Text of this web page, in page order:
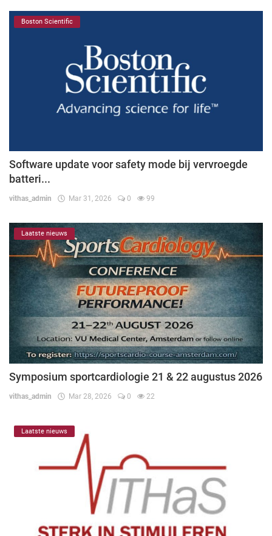
Boston Scientific
Software update voor safety mode bij vervroegde
batteri...
vithas_admin Mar 31, 2026 0 99
Laatste nieuws
Symposium sportcardiologie 21 & 22 augustus 2026
vithas_admin Mar 28, 2026 0 22
Laatste nieuws